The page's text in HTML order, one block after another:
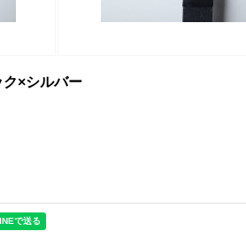
ク×シルバー